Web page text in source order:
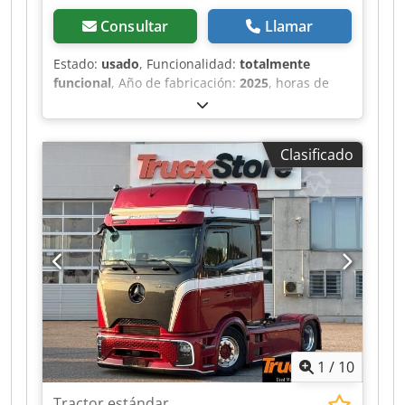
Consultar Llamar
Estado: usado, Funcionalidad: totalmente
funcional, Año de fabricación: 2025, horas de
, capacidad de carga:
kg, altura de elevación:195 mm, tipo de
combustible:eléctrico, longitud de la horquilla:
, peso en vacío:145 kg, longitud total:
, tipo de accionamiento:Elektro , ancho
de construcción:540 mm, Carretilla elevadora
de bajo levantamiento Centro de gravedad de la
carga: 600 Tipo de mástil: Ninguno Estado
técnico: Nuevo Neumáticos delanteros, tipo:
Poliuretano Estado de los neumáticos
delanteros: 100 % Neumáticos traseros, tipo:
Poliuretano Chsdpfjzr Ah Eex Ab Nea Estado de
los neumáticos traseros: 100 % Voltaje de la
batería: 24 V Capacidad de la batería: 20 Ah
Descripción: Producto nuevo Control por
impulsos.
Clasificado
1 / 10